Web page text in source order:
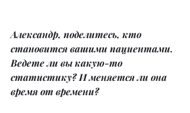
Александр, поделитесь, кто
становится вашими пациентами.
Ведете ли вы какую-то
статистику? И меняется ли она
время от времени?